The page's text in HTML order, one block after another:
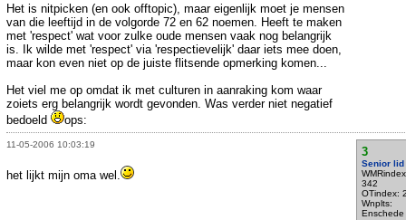
Het is nitpicken (en ook offtopic), maar eigenlijk moet je mensen
van die leeftijd in de volgorde 72 en 62 noemen. Heeft te maken
met 'respect' wat voor zulke oude mensen vaak nog belangrijk
is. Ik wilde met 'respect' via 'respectievelijk' daar iets mee doen,
maar kon even niet op de juiste flitsende opmerking komen...
Het viel me op omdat ik met culturen in aanraking kom waar
zoiets erg belangrijk wordt gevonden. Was verder niet negatief
bedoeld
ops:
11-05-2006 10:03:19
3
Senior lid
342
OTindex:
Wnplts:
Enschede
het lijkt mijn oma wel.